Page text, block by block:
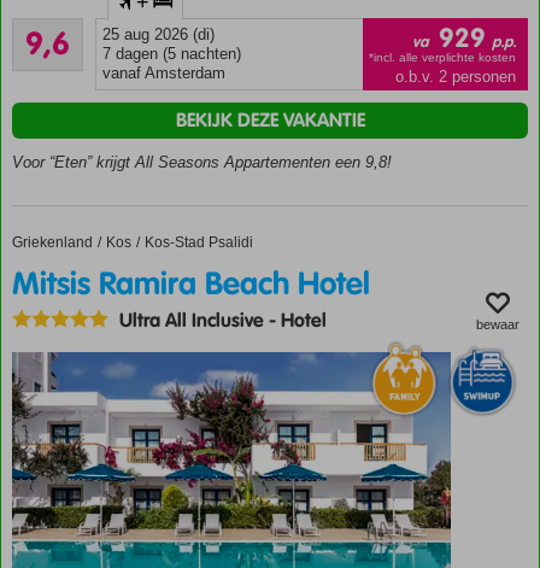
minimale
leeftijd
13 jaar
Kleinschalig
Op
van
Kralendijk
strand
Moderne
appartementen
en studio's
9,6
Uitmuntend
105
beoordelingen
25 aug 2026 (di)
7 dagen (5 nachten)
vanaf Amsterdam
va 929 p.p.
*incl. alle verplichte kosten
o.b.v. 2 personen
Voor “Eten” krijgt All Seasons Appartementen een 9,8!
BEKIJK DEZE VAKANTIE
Home
Griekenland Kos Kos-Stad Psalidi
Mitsis Ramira Beach Hotel
Mitsis Ramira Beach Hotel
Ultra All Inclusive-Hotel bewaar